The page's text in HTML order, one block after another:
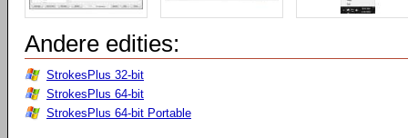
Andere edities:
StrokesPlus 32-bit
StrokesPlus 64-bit
StrokesPlus 64-bit Portable